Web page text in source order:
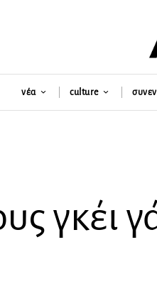
νέα culture
γκέι